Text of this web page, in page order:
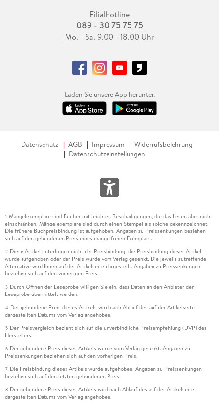
Filialhotline
089 - 30 75 75 75
Mo. - Sa. 9.00 - 18.00 Uhr
Laden Sie unsere App herunter.
Datenschutz AGB Impressum
Widerrufsbelehrung
Datenschutzeinstellungen
1 Mängelexemplare sind Bücher mit leichten Beschädigungen, die das Lesen aber nicht
einschränken. Mängelexemplare sind durch einen Stempel als solche gekennzeichnet.
Die frühere Buchpreisbindung ist aufgehoben. Angaben zu Preissenkungen beziehen
sich auf den gebundenen Preis eines mangelfreien Exemplars.
2 Diese Artikel unterliegen nicht der Preisbindung, die Preisbindung dieser Artikel
wurde aufgehoben oder der Preis wurde vom Verlag gesenkt. Die jeweils zutreffende
Alternative wird Ihnen auf der Artikelseite dargestellt. Angaben zu Preissenkungen
beziehen sich auf den vorherigen Preis.
3 Durch Öffnen der Leseprobe willigen Sie ein, dass Daten an den Anbieter der
Leseprobe übermittelt werden.
4 Der gebundene Preis dieses Artikels wird nach Ablauf des auf der Artikelseite
dargestellten Datums vom Verlag angehoben.
5 Der Preisvergleich bezieht sich auf die unverbindliche Preisempfehlung (UVP) des
Herstellers.
6 Der gebundene Preis dieses Artikels wurde vom Verlag gesenkt. Angaben zu
Preissenkungen beziehen sich auf den vorherigen Preis.
7 Die Preisbindung dieses Artikels wurde aufgehoben. Angaben zu Preissenkungen
beziehen sich auf den letzten gebundenen Preis.
8 Der gebundene Preis dieses Artikels wird nach Ablauf des auf der Artikelseite
dargestellten Datums vom Verlag angehoben.